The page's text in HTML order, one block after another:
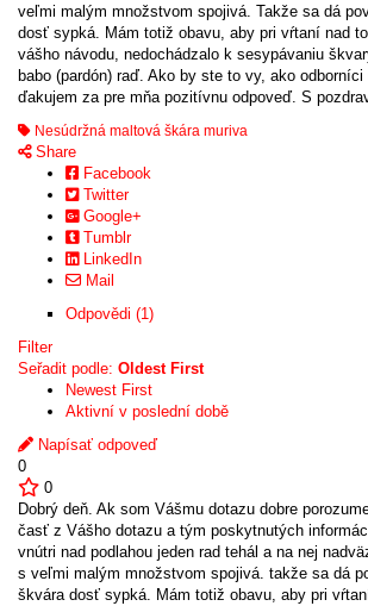
veľmi malým množstvom spojivá. Takže sa dá
dosť sypká. Mám totiž obavu, aby pri vŕtaní nad
vášho návodu, nedochádzalo k sesypávaniu
babo (pardón) raď. Ako by ste to vy, ako odborníci
ďakujem za pre mňa pozitívnu odpoveď. S
Nesúdržná maltová škára muriva
Share
Facebook
Twitter
Google+
Tumblr
LinkedIn
Mail
Odpovědi (1)
Filter
Seřadit podle: Oldest First
Newest First
Aktivní v poslední době
Napísať odpoveď
0
0
Dobrý deň. Ak som Vášmu dotazu dobre
časť z Vášho dotazu a tým poskytnutých
vnútri nad podlahou jeden rad tehál a na nej
s veľmi malým množstvom spojivá. takže sa dá
škvára dosť sypká. Mám totiž obavu, aby pri